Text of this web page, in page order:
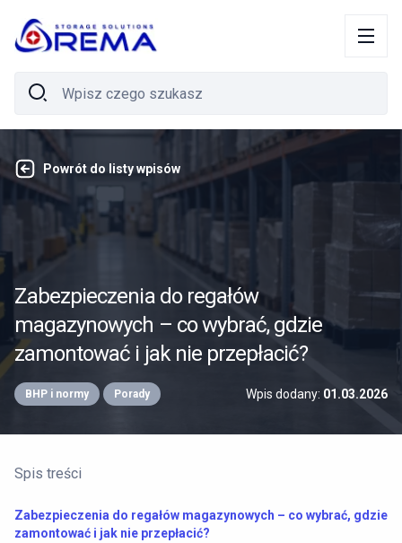
Powrót do listy wpisów
Zabezpieczenia do regałów
magazynowych – co wybrać, gdzie
zamontować i jak nie przepłacić?
BHP i normy Porady Wpis dodany: 01.03.2026
Spis treści
Zabezpieczenia do regałów magazynowych – co wybrać, gdzie
zamontować i jak nie przepłacić?